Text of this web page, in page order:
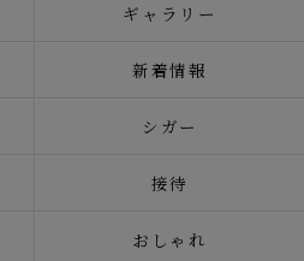
ギャラリー
新着情報
シガー
接待
おしゃれ